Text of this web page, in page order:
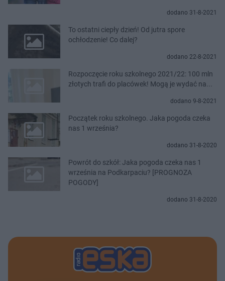
dodano 31-8-2021
To ostatni ciepły dzień! Od jutra spore
ochłodzenie! Co dalej?
dodano 22-8-2021
Rozpoczęcie roku szkolnego 2021/22: 100 mln
złotych trafi do placówek! Mogą je wydać na...
dodano 9-8-2021
Początek roku szkolnego. Jaka pogoda czeka
nas 1 września?
dodano 31-8-2020
Powrót do szkół: Jaka pogoda czeka nas 1
września na Podkarpaciu? [PROGNOZA
POGODY]
dodano 31-8-2020